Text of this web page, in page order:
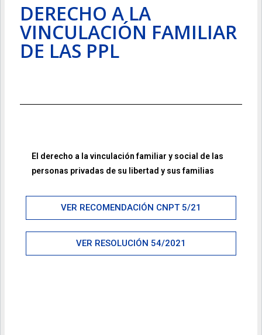
DERECHO A LA
VINCULACIÓN FAMILIAR
DE LAS PPL
El derecho a la vinculación familiar y social de las
personas privadas de su libertad y sus familias
VER RECOMENDACIÓN CNPT 5/21
VER RESOLUCIÓN 54/2021